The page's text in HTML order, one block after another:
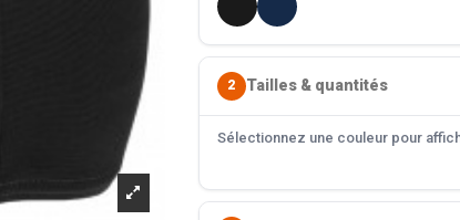
2 Tailles & quantités
Sélectionnez une couleur pour